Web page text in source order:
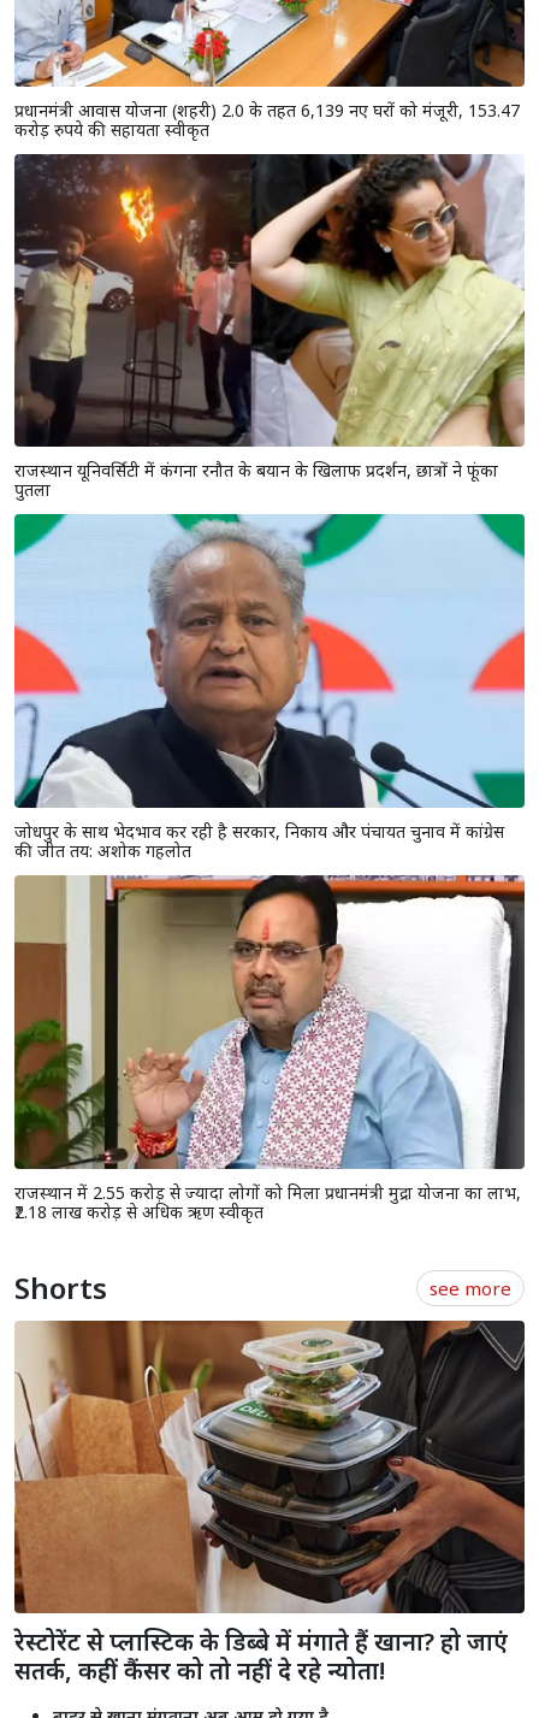
प्रधानमंत्री आवास योजना (शहरी) 2.0 के तहत 6,139 नए घरों को मंजूरी, 153.47
करोड़ रुपये की सहायता स्वीकृत
राजस्थान यूनिवर्सिटी में कंगना रनौत के बयान के खिलाफ प्रदर्शन, छात्रों ने फूंका
पुतला
जोधपुर के साथ भेदभाव कर रही है सरकार, निकाय और पंचायत चुनाव में कांग्रेस
की जीत तय: अशोक गहलोत
राजस्थान में 2.55 करोड़ से ज्यादा लोगों को मिला प्रधानमंत्री मुद्रा योजना का लाभ,
₹2.18 लाख करोड़ से अधिक ऋण स्वीकृत
Shorts see more
रेस्टोरेंट से प्लास्टिक के डिब्बे में मंगाते हैं खाना? हो जाएं
सतर्क, कहीं कैंसर को तो नहीं दे रहे न्योता!